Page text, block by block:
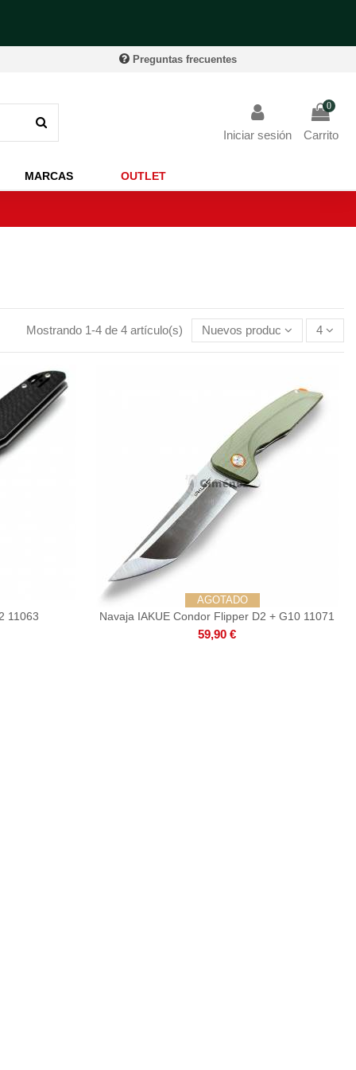
Preguntas frecuentes
Iniciar sesión
0
Carrito
MARCAS OUTLET
Mostrando 1-4 de 4 artículo(s) Nuevos productos primero
4
11063
AGOTADO
Navaja IAKUE Condor Flipper D2 + G10 11071
59,90 €